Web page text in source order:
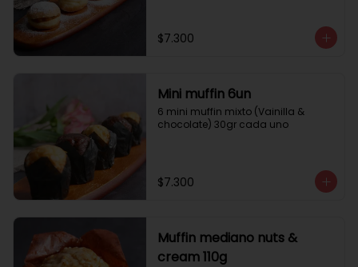
$7.300
Mini muffin 6un
6 mini muffin mixto (Vainilla &
chocolate) 30gr cada uno
$7.300
Muffin mediano nuts &
cream 110g